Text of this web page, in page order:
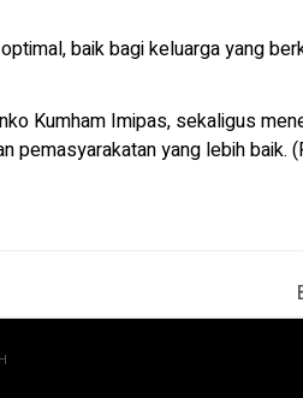
baik bagi keluarga yang
Kumham Imipas, sekaligus
pemasyarakatan yang lebih baik.